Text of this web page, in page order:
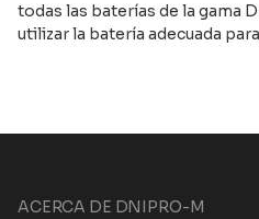
todas las baterías de la gama
utilizar la batería adecuada
ACERCA DE DNIPRO-M